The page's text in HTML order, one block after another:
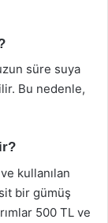
süre suya
Bu nedenle,
kullanılan
bir gümüş
500 TL ve